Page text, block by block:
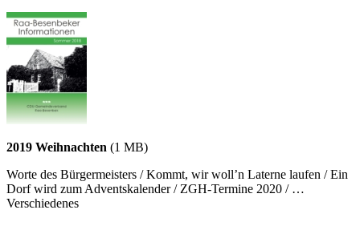
2019 Weihnachten (1 MB)
Worte des Bürgermeisters / Kommt, wir woll’n Laterne laufen / Ein
Dorf wird zum Adventskalender / ZGH-Termine 2020 / …
Verschiedenes